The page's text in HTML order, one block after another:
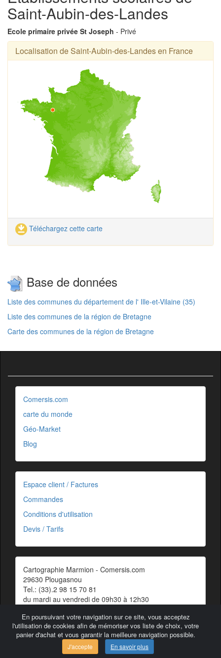
Saint-Aubin-des-Landes
Ecole primaire privée St Joseph - Privé
Localisation de Saint-Aubin-des-Landes en France
Téléchargez cette carte
Base de données
Liste des communes du département de l' Ille-et-Vilaine (35)
Liste des communes de la région de Bretagne
Carte des communes de la région de Bretagne
En poursuivant votre navigation sur ce site, vous acceptez
l'utilisation de cookies afin de mémoriser vos liste de choix, votre
panier d'achat et vous garantir la meilleure navigation possible.
J'accepte En savoir plus
Comersis.com
carte du monde
Géo-Market
Blog
Espace client / Factures
Commandes
Conditions d'utilisation
Devis / Tarifs
Cartographie Marmion - Comersis.com
29630 Plougasnou
Tel.: (33).2 98 15 70 81
du mardi au vendredi de 09h30 à 12h30
Contact